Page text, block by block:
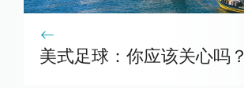
美式足球：你应该关心吗？